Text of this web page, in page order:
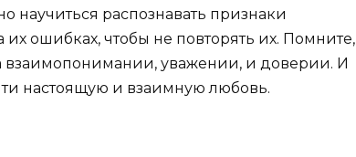
научиться распознавать признаки
ошибках, чтобы не повторять их. Помните,
взаимопонимании, уважении, и доверии. И
настоящую и взаимную любовь.